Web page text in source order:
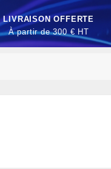
LIVRAISON OFFERTE
À partir de 300 € HT